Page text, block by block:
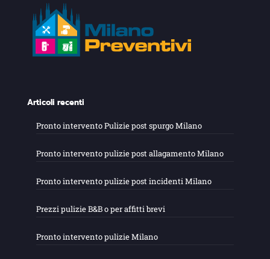
Articoli recenti
Pronto intervento Pulizie post spurgo Milano
Pronto intervento pulizie post allagamento Milano
Pronto intervento pulizie post incidenti Milano
Prezzi pulizie B&B o per affitti brevi
Pronto intervento pulizie Milano